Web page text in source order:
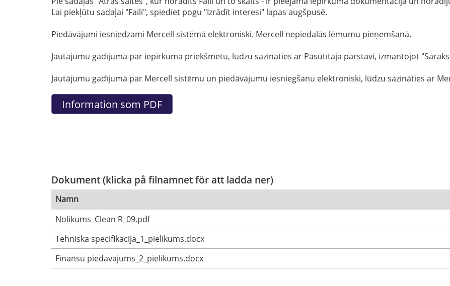
Lai piekļūtu sadaļai "Faili", spiediet pogu "Izrādīt interesi" lapas augšpusē.
Piedāvājumi iesniedzami Mercell sistēmā elektroniski. Mercell nepiedalās lēmumu pieņemšanā.
Jautājumu gadījumā par iepirkuma priekšmetu, lūdzu sazināties ar Pasūtītāja pārstāvi, izmantojot
Jautājumu gadījumā par Mercell sistēmu un piedāvājumu iesniegšanu elektroniski, lūdzu sazināties ar
Dokument (klicka på filnamnet för att ladda ner)
Namn
Nolikums_Clean R_09.pdf
Tehniska specifikacija_1_pielikums.docx
Finansu piedavajums_2_pielikums.docx